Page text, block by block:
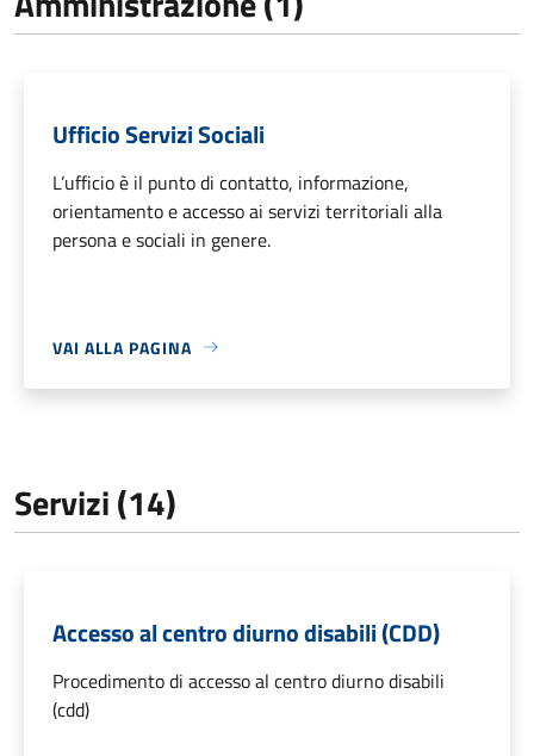
Ufficio Servizi Sociali
L’ufficio è il punto di contatto, informazione,
orientamento e accesso ai servizi territoriali alla
persona e sociali in genere.
VAI ALLA PAGINA
Servizi (14)
Accesso al centro diurno disabili (CDD)
Procedimento di accesso al centro diurno disabili
(cdd)